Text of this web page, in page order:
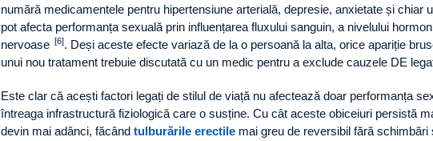
numără medicamentele pentru hipertensiune arterială, depresie, anxietate și chiar
pot afecta performanța sexuală prin influențarea fluxului sanguin, a nivelului
nervoase [6]. Deși aceste efecte variază de la o persoană la alta, orice apariție
unui nou tratament trebuie discutată cu un medic pentru a exclude cauzele DE
Este clar că acești factori legați de stilul de viață nu afectează doar performanța
întreaga infrastructură fiziologică care o susține. Cu cât aceste obiceiuri persistă
devin mai adânci, făcând tulburările erectile mai greu de reversibil fără schimbări